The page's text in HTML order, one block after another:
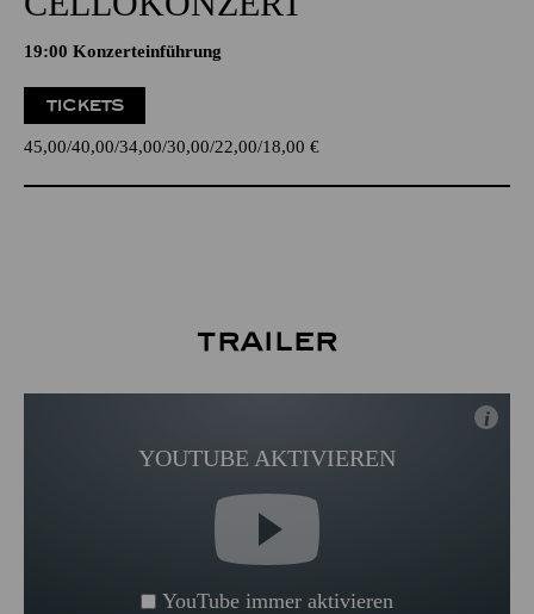
19:00 Konzerteinführung
TICKETS
45,00 40,00 34,00 30,00 22,00 18,00 €
Trailer
YOUTUBE AKTIVIEREN
i
YouTube immer aktivieren